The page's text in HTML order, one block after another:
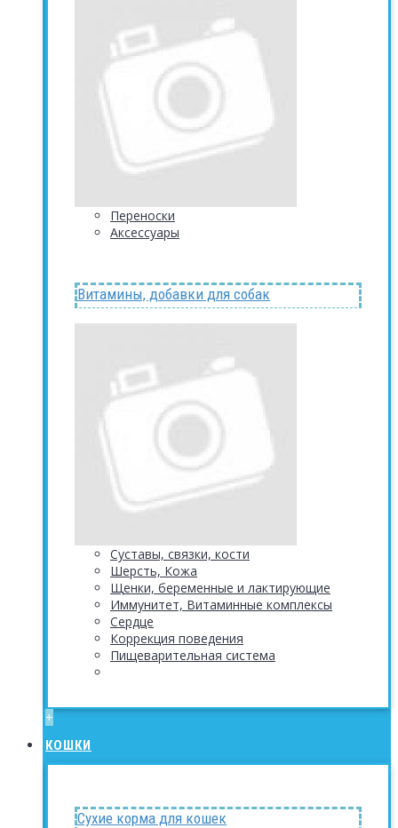
Переноски
Аксессуары
Витамины, добавки для собак
Суставы, связки, кости
Шерсть, Кожа
Щенки, беременные и лактирующие
Иммунитет, Витаминные комплексы
Сердце
Коррекция поведения
Пищеварительная система
+
КОШКИ
Сухие корма для кошек